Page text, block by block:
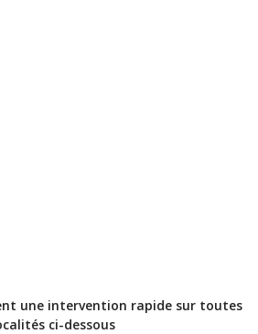
une intervention rapide sur toutes
ci-dessous